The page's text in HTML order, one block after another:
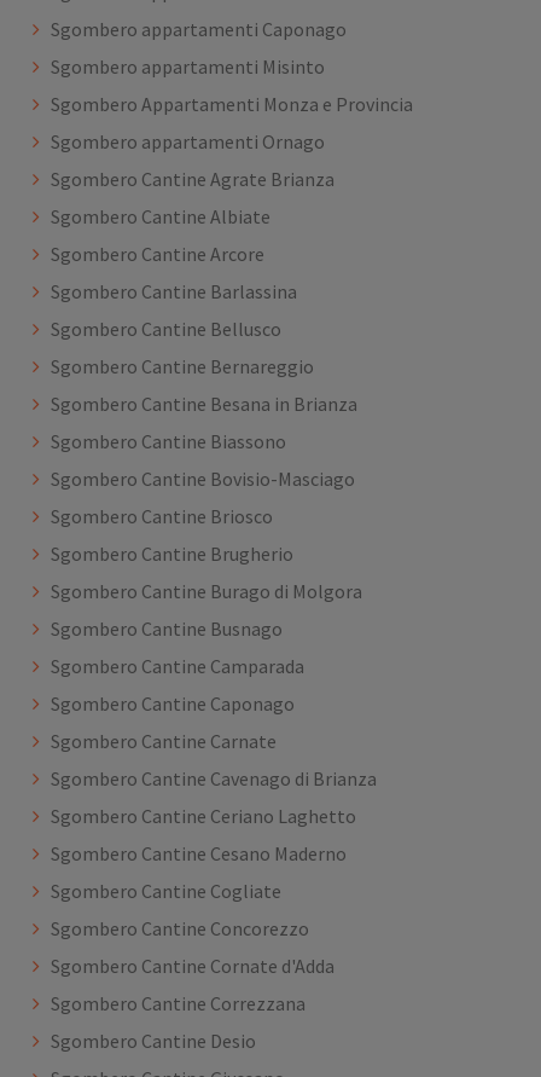
Sgombero appartamenti Caponago
Sgombero appartamenti Misinto
Sgombero Appartamenti Monza e Provincia
Sgombero appartamenti Ornago
Sgombero Cantine Agrate Brianza
Sgombero Cantine Albiate
Sgombero Cantine Arcore
Sgombero Cantine Barlassina
Sgombero Cantine Bellusco
Sgombero Cantine Bernareggio
Sgombero Cantine Besana in Brianza
Sgombero Cantine Biassono
Sgombero Cantine Bovisio-Masciago
Sgombero Cantine Briosco
Sgombero Cantine Brugherio
Sgombero Cantine Burago di Molgora
Sgombero Cantine Busnago
Sgombero Cantine Camparada
Sgombero Cantine Caponago
Sgombero Cantine Carnate
Sgombero Cantine Cavenago di Brianza
Sgombero Cantine Ceriano Laghetto
Sgombero Cantine Cesano Maderno
Sgombero Cantine Cogliate
Sgombero Cantine Concorezzo
Sgombero Cantine Cornate d'Adda
Sgombero Cantine Correzzana
Sgombero Cantine Desio